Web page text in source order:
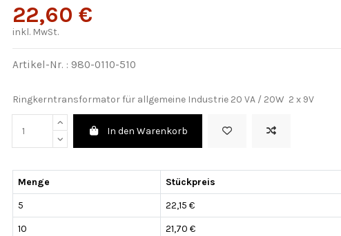
22,60 €
inkl. MwSt.
Artikel-Nr. : 980-0110-510
Ringkerntransformator für allgemeine Industrie 20 VA / 20W 2 x 9V
In den Warenkorb
Menge Stückpreis
5
22,15 €
10
21,70 €